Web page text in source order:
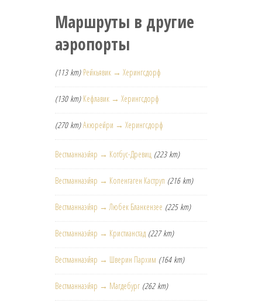
Маршруты в другие
аэропорты
(113 km) Рейкьявик → Херингсдорф
(130 km) Кефлавик → Херингсдорф
(270 km) Акюрейри → Херингсдорф
Вестманнаэйяр → Котбус-Древиц (223 km)
Вестманнаэйяр → Копенгаген Каструп (216 km)
Вестманнаэйяр → Любек Бланкензее (225 km)
Вестманнаэйяр → Кристианстад (227 km)
Вестманнаэйяр → Шверин Пархим (164 km)
Вестманнаэйяр → Магдебург (262 km)